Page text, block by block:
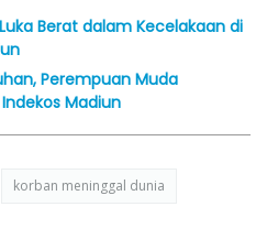
Berat dalam Kecelakaan di
Perempuan Muda
Madiun
korban meninggal dunia